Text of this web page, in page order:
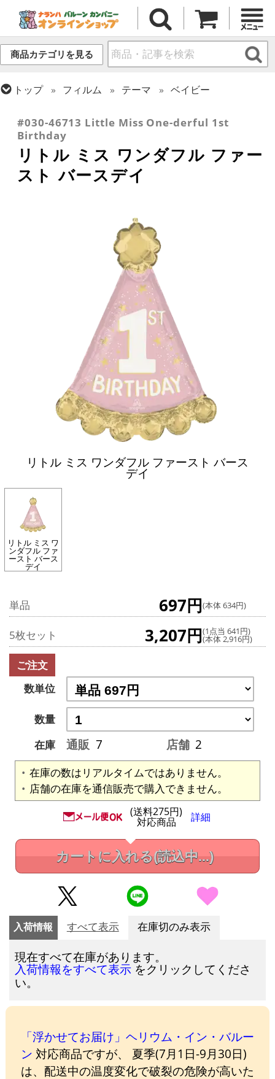
商品カテゴリを見る
トップ フィルム テーマ
ベイビー
#030-46713 Little Miss One-derful 1st
Birthday
リトル ミス ワンダフル ファー
スト バースデイ
リトル ミス ワンダフル ファースト バース
デイ
リトル ミス ワ
ンダフル ファ
ースト バース
デイ
単品 697円(本体 634円)
5枚セット 3,207円(1点当 641円)
(本体 2,916円)
ご注文
数単位
数量
在庫
通販 7 店舗 2
在庫の数はリアルタイムではありません。
店舗の在庫を通信販売で購入できません。
(送料275円)
対応商品 詳細
カートに入れる(読込中...)
入荷情報 すべて表示 在庫切のみ表示
現在すべて在庫があります。
入荷情報をすべて表示 をクリックしてくださ
い。
「浮かせてお届け」ヘリウム・イン・バルー
ン 対応商品ですが、 夏季(7月1日-9月30日)
は、配送中の温度変化で破裂の危険が高いた